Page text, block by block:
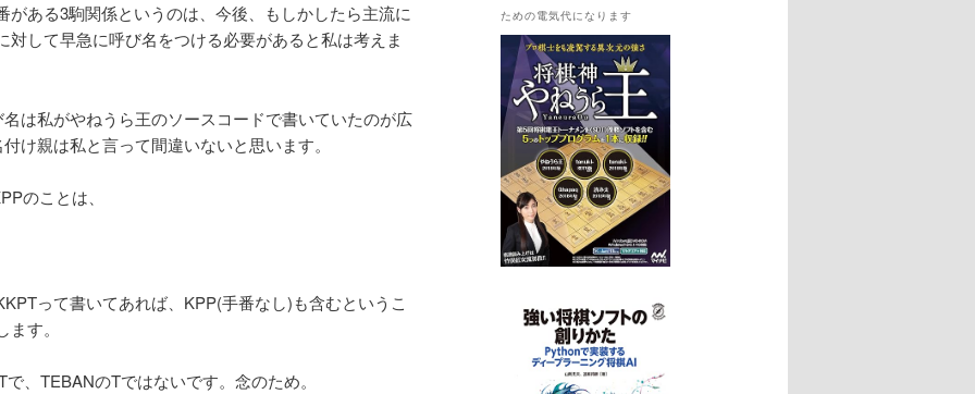
がある3駒関係というのは、今後、もしかしたら主流に
対して早急に呼び名をつける必要があると私は考えま
は私がやねうら王のソースコードで書いていたのが広
け親は私と言って間違いないと思います。
のことは、
って書いてあれば、KPP(手番なし)も含むというこ
す。
、TEBANのTではないです。念のため。
ための電気代になります